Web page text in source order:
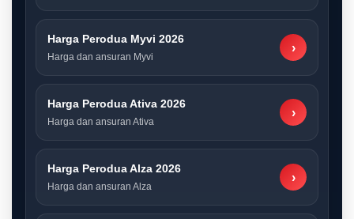
Harga Perodua Myvi 2026
Harga dan ansuran Myvi
›
Harga Perodua Ativa 2026
Harga dan ansuran Ativa
›
Harga Perodua Alza 2026
Harga dan ansuran Alza
›